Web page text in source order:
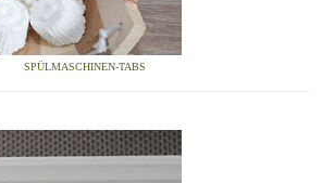
SPÜLMASCHINEN-TABS